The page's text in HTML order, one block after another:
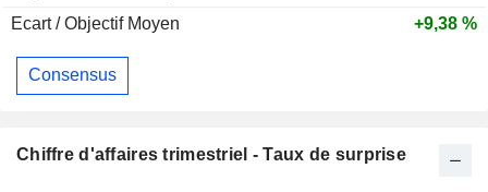
Ecart / Objectif Moyen
+9,38 %
Consensus
Chiffre d'affaires trimestriel - Taux de surprise